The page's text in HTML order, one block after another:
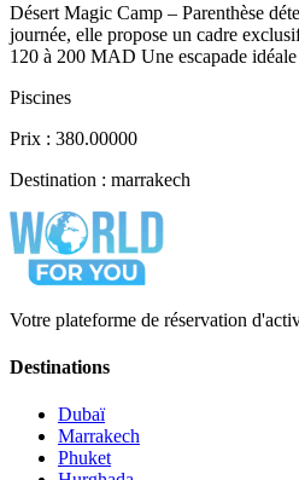
Désert Magic Camp – Parenthèse
journée, elle propose un cadre
120 à 200 MAD Une escapade
Piscines
Prix : 380.00000
Destination : marrakech
Votre plateforme de réservation
Destinations
Dubaï
Marrakech
Phuket